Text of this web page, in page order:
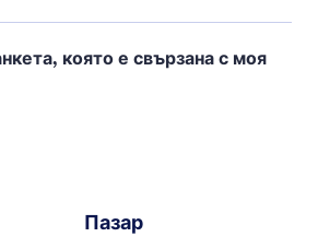
която е свързана с моя
Пазар